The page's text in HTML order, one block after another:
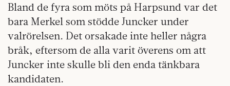
Bland de fyra som möts på Harpsund var det
bara Merkel som stödde Juncker under
valrörelsen. Det orsakade inte heller några
bråk, eftersom de alla varit överens om att
Juncker inte skulle bli den enda tänkbara
kandidaten.